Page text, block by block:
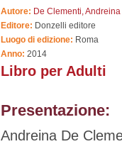
Autore: De Clementi, Andreina
Editore: Donzelli editore
Luogo di edizione: Roma
Anno: 2014
Libro per Adulti
Presentazione:
Andreina De